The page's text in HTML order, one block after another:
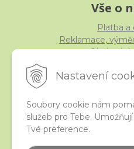
Nastavení
Soubory cookie nám
služeb pro Tebe.
Tvé preference.
Vše o
Platba a
Reklamace,
Obchodní